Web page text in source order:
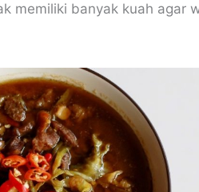
memiliki banyak kuah agar